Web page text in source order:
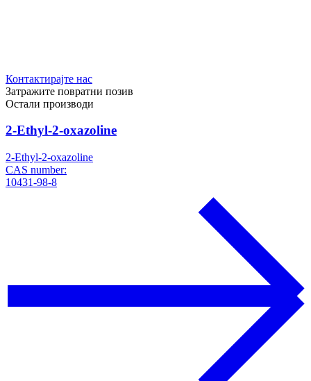
Контактирајте нас
Затражите повратни позив
Остали производи
2-Ethyl-2-oxazoline
2-Ethyl-2-oxazoline
CAS number:
10431-98-8